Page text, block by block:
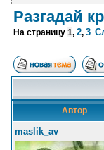
Разгадай
На страницу 1, 2, 3
Автор
maslik_av